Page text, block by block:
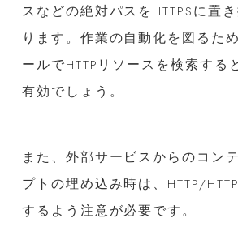
スなどの絶対パスをHTTPSに置
ります。作業の自動化を図るた
ールでHTTPリソースを検索する
有効でしょう。
また、外部サービスからのコン
プトの埋め込み時は、HTTP/
するよう注意が必要です。